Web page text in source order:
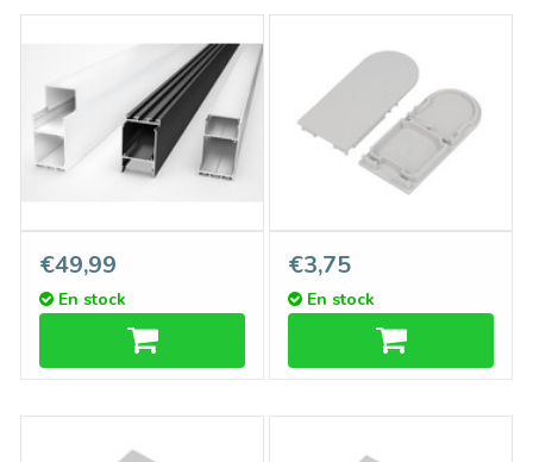
LUVAR Profilé LED 31 mm
en saillie / suspendu 1 m – 2
m
€49,99
En stock
Embouts LUVAR pour
couvercle D9, lot de deux
€3,75
En stock